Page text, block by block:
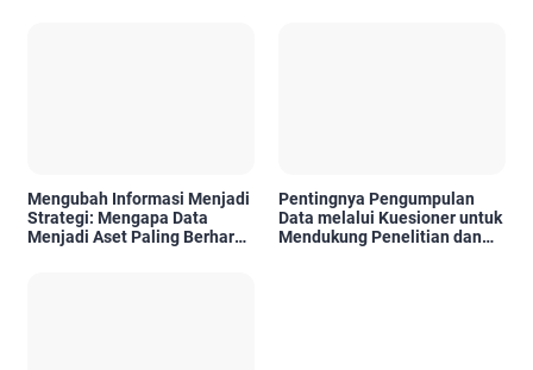
Mengubah Informasi Menjadi
Strategi: Mengapa Data
Menjadi Aset Paling Berharga
Pentingnya Pengumpulan
Data melalui Kuesioner untuk
Mendukung Penelitian dan